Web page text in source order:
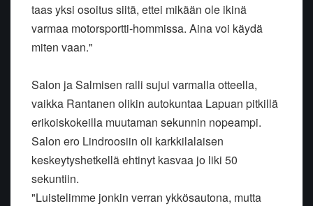
taas yksi osoitus siitä, ettei mikään ole ikinä
varmaa motorsportti-hommissa. Aina voi käydä
miten vaan."
Salon ja Salmisen ralli sujui varmalla otteella,
vaikka Rantanen olikin autokuntaa Lapuan pitkillä
erikoiskokeilla muutaman sekunnin nopeampi.
Salon ero Lindroosiin oli karkkilalaisen
keskeytyshetkellä ehtinyt kasvaa jo liki 50
sekuntiin.
"Luistelimme jonkin verran ykkösautona, mutta